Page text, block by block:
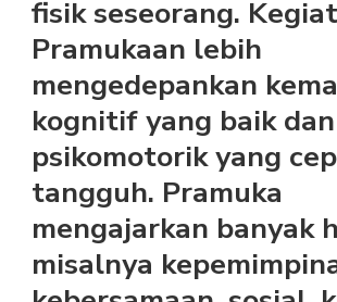
fisik seseorang.
Pramukaan lebih
mengedepankan
kognitif yang baik
psikomotorik yang
tangguh. Pramuka
mengajarkan banyak
misalnya